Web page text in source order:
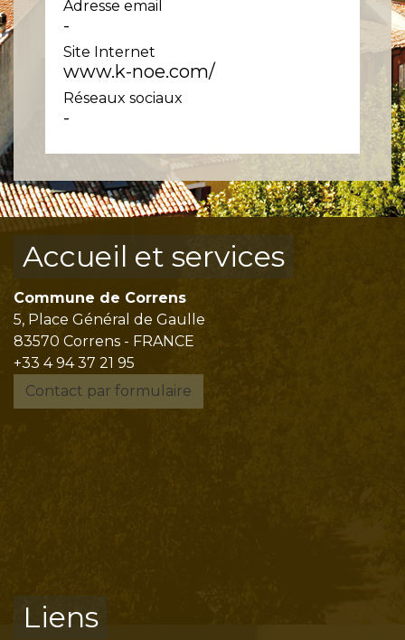
Adresse email
-
Site Internet
www.k-noe.com/
Réseaux sociaux
-
Accueil et services
Commune de Correns
5, Place Général de Gaulle
83570 Correns - FRANCE
+33 4 94 37 21 95
Contact par formulaire
Liens